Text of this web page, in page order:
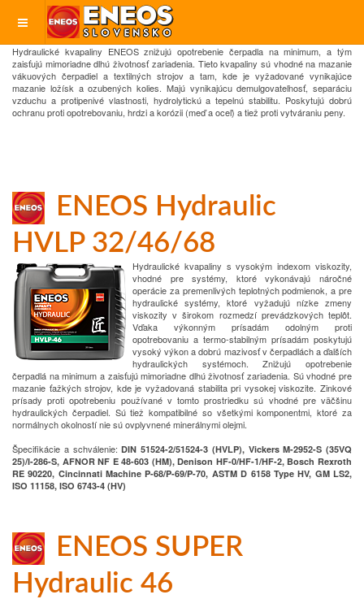
Hydraulické kvapaliny ENEOS znižujú opotrebenie čerpadla na minimum, a tým
zaisťujú mimoriadne dlhú životnosť zariadenia. Tieto kvapaliny sú vhodné na mazanie
vákuových čerpadiel a textilných strojov a tam, kde je vyžadované vynikajúce
mazanie ložísk a ozubených kolies. Majú vynikajúcu demulgovateľnosť, separáciu
vzduchu a protipenivé vlastnosti, hydrolytickú a tepelnú stabilitu. Poskytujú dobrú
ochranu proti opotrebovaniu, hrdzi a korózii (meď a oceľ) a tiež proti vytváraniu peny.
ENEOS Hydraulic
HVLP 32/46/68
Hydraulické kvapaliny s vysokým indexom viskozity,
vhodné pre systémy, ktoré vykonávajú náročné
operácie za premenlivých teplotných podmienok, a pre
hydraulické systémy, ktoré vyžadujú nízke zmeny
viskozity v širokom rozmedzí prevádzkových teplôt.
Vďaka výkonným prísadám odolným proti
opotrebovaniu a termo-stabilným prísadám poskytujú
vysoký výkon a dobrú mazivosť v čerpadlách a ďalších
hydraulických systémoch. Znižujú opotrebenie
čerpadlá na minimum a zaisťujú mimoriadne dlhú životnosť zariadenia. Sú vhodné pre
mazanie ťažkých strojov, kde je vyžadovaná stabilita pri vysokej viskozite. Zinkové
prísady proti opotrebeniu používané v tomto prostriedku sú vhodné pre väčšinu
hydraulických čerpadiel. Sú tiež kompatibilné so všetkými komponentmi, ktoré za
normálnych okolností nie sú ovplyvnené minerálnymi olejmi.
Špecifikácie a schválenie: DIN 51524-2/51524-3 (HVLP), Vickers M-2952-S (35VQ
25)/I-286-S, AFNOR NF E 48-603 (HM), Denison HF-0/HF-1/HF-2, Bosch Rexroth
RE 90220, Cincinnati Machine P-68/P-69/P-70, ASTM D 6158 Type HV, GM LS2,
ISO 11158, ISO 6743-4 (HV)
ENEOS SUPER
Hydraulic 46